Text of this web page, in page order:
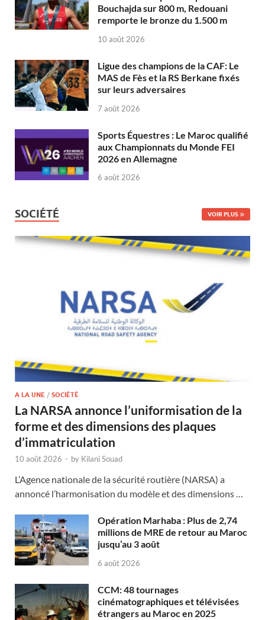
Bouchajda sur 800 m, Redouani
remporte le bronze du 1.500 m
10 août 2026
Ligue des champions de la CAF: Le
MAS de Fès et la RS Berkane fixés
sur leurs adversaires
7 août 2026
Sports Équestres : Le Maroc qualifié
aux Championnats du Monde FEI
2026 en Allemagne
6 août 2026
SOCIÉTÉ VOIR PLUS
A LA UNE / SOCIÉTÉ
La NARSA annonce l’uniformisation de la
forme et des dimensions des plaques
d’immatriculation
10 août 2026 - by Kilani Souad
L’Agence nationale de la sécurité routière (NARSA) a
annoncé l’harmonisation du modèle et des dimensions …
Opération Marhaba : Plus de 2,74
millions de MRE de retour au Maroc
jusqu’au 3 août
6 août 2026
CCM: 48 tournages
cinématographiques et télévisées
étrangers au Maroc en 2025